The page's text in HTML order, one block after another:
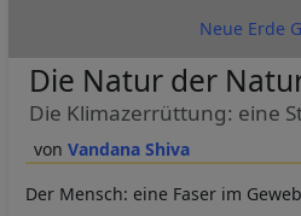
Neue Erde
Vandana Shiva
Die Natur der
Die Klimazerrüttung: eine
Der Mensch: eine Faser im